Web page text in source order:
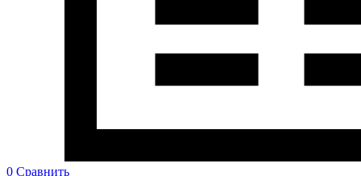
0 Сравнить